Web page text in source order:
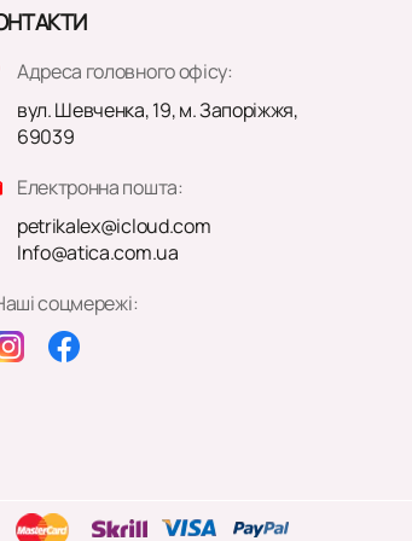
Адреса головного офісу:
вул. Шевченка, 19, м. Запоріжжя,
69039
Електронна пошта:
petrikalex@icloud.com
Info@atica.com.ua
соцмережі: